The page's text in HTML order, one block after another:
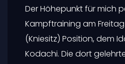
Der Höhepunkt für mich
Kampftraining am
(Kniesitz) Position, dem
Kodachi. Die dort